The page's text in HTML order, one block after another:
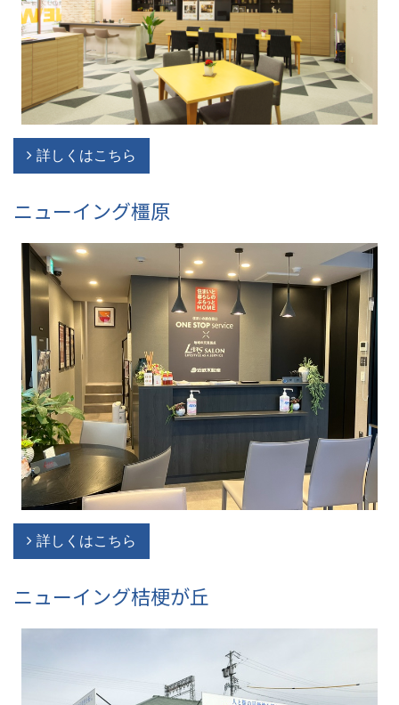
詳しくはこちら
ニューイング橿原
詳しくはこちら
ニューイング桔梗が丘